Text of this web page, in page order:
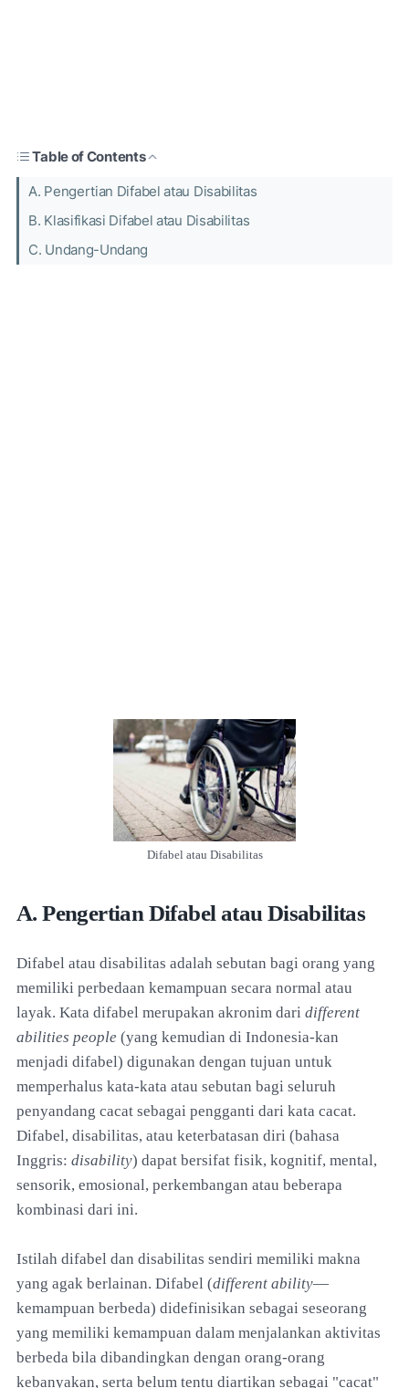
Table of Contents
A. Pengertian Difabel atau Disabilitas
B. Klasifikasi Difabel atau Disabilitas
C. Undang-Undang
Difabel atau Disabilitas
A. Pengertian Difabel atau Disabilitas
Difabel atau disabilitas adalah sebutan bagi orang yang
memiliki perbedaan kemampuan secara normal atau
layak. Kata difabel merupakan akronim dari different
abilities people (yang kemudian di Indonesia-kan
menjadi difabel) digunakan dengan tujuan untuk
memperhalus kata-kata atau sebutan bagi seluruh
penyandang cacat sebagai pengganti dari kata cacat.
Difabel, disabilitas, atau keterbatasan diri (bahasa
Inggris: disability) dapat bersifat fisik, kognitif, mental,
sensorik, emosional, perkembangan atau beberapa
kombinasi dari ini.
Istilah difabel dan disabilitas sendiri memiliki makna
yang agak berlainan. Difabel (different ability—
kemampuan berbeda) didefinisikan sebagai seseorang
yang memiliki kemampuan dalam menjalankan aktivitas
berbeda bila dibandingkan dengan orang-orang
kebanyakan, serta belum tentu diartikan sebagai "cacat"